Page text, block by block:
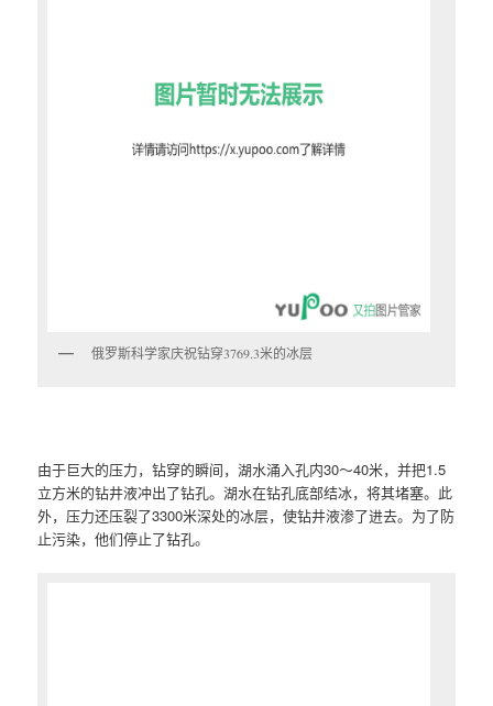
俄罗斯科学家庆祝钻穿3769.3米的冰层
由于巨大的压力，钻穿的瞬间，湖水涌入孔内30～40米，并把1.5
立方米的钻井液冲出了钻孔。湖水在钻孔底部结冰，将其堵塞。此
外，压力还压裂了3300米深处的冰层，使钻井液渗了进去。为了防
止污染，他们停止了钻孔。